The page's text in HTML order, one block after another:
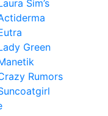
Sim’s
Green
Rumors